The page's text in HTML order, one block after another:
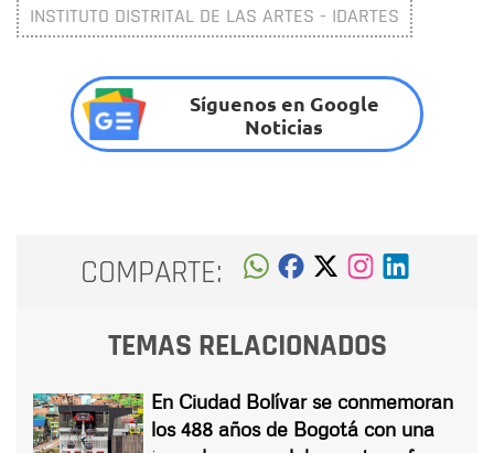
INSTITUTO DISTRITAL DE LAS ARTES - IDARTES
Síguenos en Google
Noticias
COMPARTE:
TEMAS RELACIONADOS
En Ciudad Bolívar se conmemoran
los 488 años de Bogotá con una